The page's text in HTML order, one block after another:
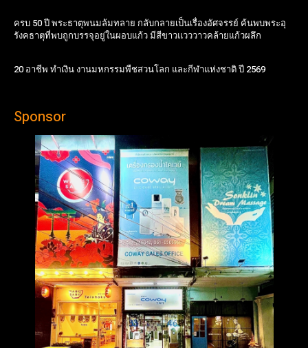
ครบ 50 ปี พระธาตุพนมล้มทลาย กลับกลายเป็นเรื่องอัศจรรย์ ค้นพบพระอุ
รังคธาตุที่พบถูกบรรจุอยู่ในผอบแก้ว มีสีขาวแวววาวคล้ายแก้วผลึก
20 อาชีพ ทำเงิน งานมหกรรมพืชสวนโลก และกีฬาแห่งชาติ ปี 2569
Sponsor